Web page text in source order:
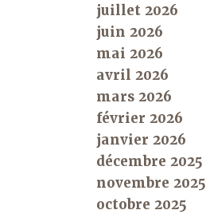
juillet 2026
juin 2026
mai 2026
avril 2026
mars 2026
février 2026
janvier 2026
décembre 2025
novembre 2025
octobre 2025